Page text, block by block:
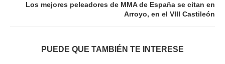
Los mejores peleadores de MMA de España se citan en
Arroyo, en el VIII Castileón
PUEDE QUE TAMBIÉN TE INTERESE